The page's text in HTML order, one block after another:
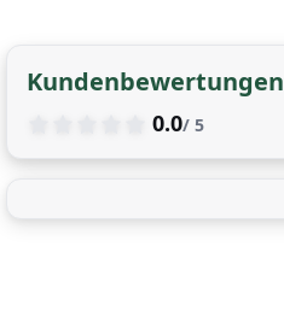
Kundenbewertungen
0.0/ 5